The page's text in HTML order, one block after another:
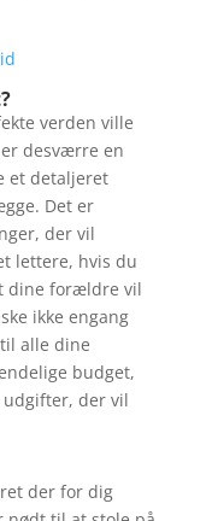
verden ville
desværre en
et detaljeret
Det er
der vil
lettere, hvis du
dine forældre vil
ikke engang
alle dine
budget,
der vil
der for dig